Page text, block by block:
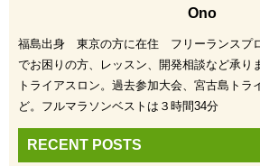
Ono
福島出身 東京の方に在住 フリーランスプ
でお困りの方、レッスン、開発相談など承り
トライアスロン。過去参加大会、宮古島トラ
ど。フルマラソンベストは３時間34分
RECENT POSTS